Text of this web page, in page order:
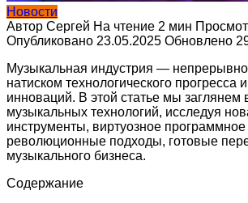
Новости
Автор Сергей На чтение 2 мин
Опубликовано 23.05.2025 Обновлено
Музыкальная индустрия —
натиском технологического прогресса
инноваций. В этой статье мы заглянем
музыкальных технологий, исследуя
инструменты, виртуозное
революционные подходы, готовые
музыкального бизнеса.
Содержание